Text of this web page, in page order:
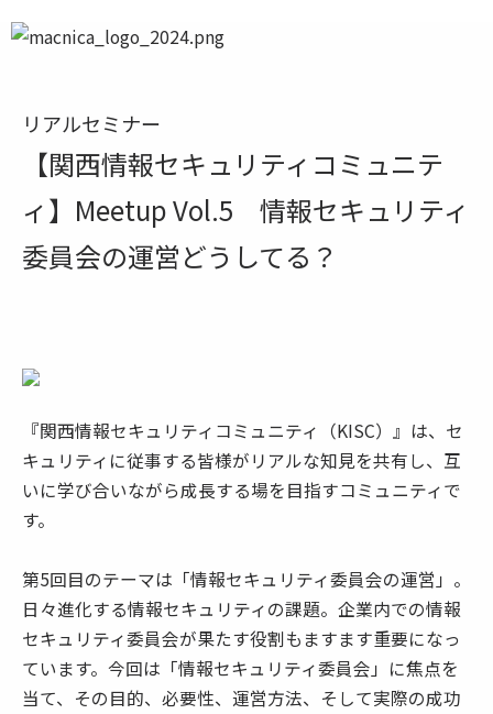
リアルセミナー
【関西情報セキュリティコミュニテ
ィ】Meetup Vol.5 情報セキュリティ
委員会の運営どうしてる？
『関西情報セキュリティコミュニティ（KISC）』は、セ
キュリティに従事する皆様がリアルな知見を共有し、互
いに学び合いながら成長する場を目指すコミュニティで
す。
第5回目のテーマは「情報セキュリティ委員会の運営」。
日々進化する情報セキュリティの課題。企業内での情報
セキュリティ委員会が果たす役割もますます重要になっ
ています。今回は「情報セキュリティ委員会」に焦点を
当て、その目的、必要性、運営方法、そして実際の成功